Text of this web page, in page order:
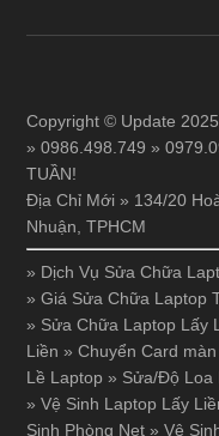
Copyright © Update
» 0986.498.749 »
TUẦN!
Địa Chỉ Mới » 134/20
Nhuận, TPHCM
» Dịch Vụ Sửa Chữa
»Giá Sửa Chữa Laptop
» Sửa Chữa Laptop Lấy
Liền »Chuyển Card
Lề Laptop » Sửa/Độ Loa
»Vệ Sinh Laptop Lấy
Sinh Phòng Net »Vệ